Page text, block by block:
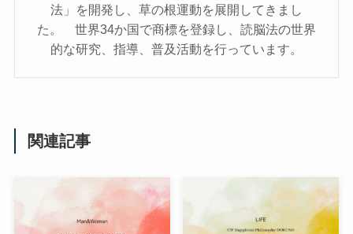
法」を開発し、草の根運動を展開してきまし
た。 世界34か国で商標を登録し、読脳法の世界
的な研究、指導、普及活動を行っています。
関連記事